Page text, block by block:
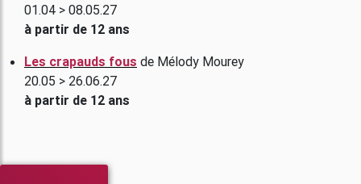
01.04 > 08.05.27
à partir de 12 ans
Les crapauds fous de Mélody Mourey
20.05 > 26.06.27
à partir de 12 ans